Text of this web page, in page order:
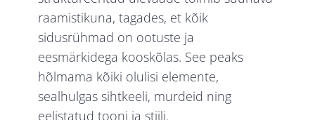
raamistikuna, tagades, et kõik
sidusrühmad on ootuste ja
eesmärkidega kooskõlas. See peaks
hõlmama kõiki olulisi elemente,
sealhulgas sihtkeeli, murdeid ning
eelistatud tooni ja stiili.